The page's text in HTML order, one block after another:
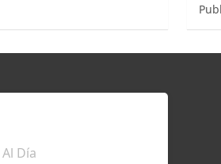
Al Día